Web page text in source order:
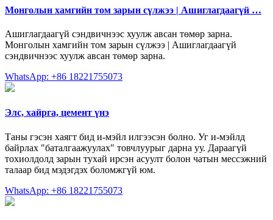
Монголын хамгийн том зарын сүлжээ | Ашиглагдаагүй …
Ашиглагдаагүй сэндвичнээс хуулж авсан төмөр зарна.
Монголын хамгийн том зарын сүлжээ | Ашиглагдаагүй
сэндвичнээс хуулж авсан төмөр зарна.
WhatsApp: +86 18221755073
Элс, хайрга, цемент үнэ
Таны гэсэн хаягт бид и-мэйл илгээсэн болно. Уг и-мэйлд
байрлах "баталгаажуулах" товчлуурыг дарна уу. Дараагүй
тохиолдолд зарын тухай ирсэн асуулт болон чатын мессэжний
талаар бид мэдэгдэх боломжгүй юм.
WhatsApp: +86 18221755073